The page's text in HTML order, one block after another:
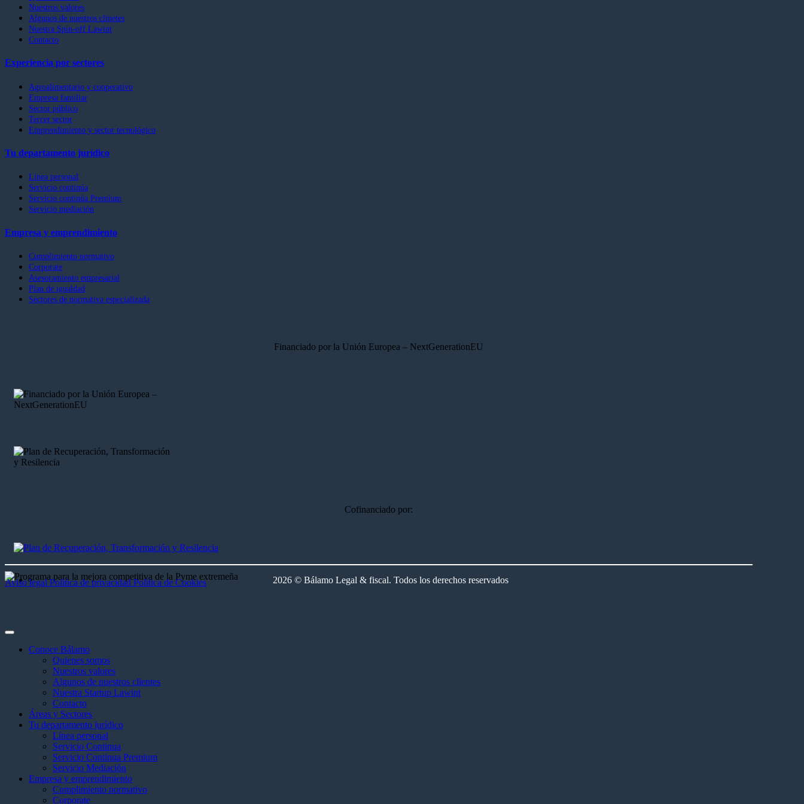
Nuestros valores
Algunos de nuestros clinetes
Nuestra Spin-off Lawint
Contacto
Experiencia por sectores
Agroalimentario y cooperativo
Empresa familiar
Sector público
Tercer sector
Emprendimiento y sector tecnológico
Tu departamento jurídico
Línea personal
Servicio continúa
Servicio continúa Premium
Servicio mediación
Empresa y emprendimiento
Cumplimiento normativo
Corporate
Asesoramiento empresarial
Plan de igualdad
Sectores de normativa especializada
Financiado por la Unión Europea – NextGenerationEU
Cofinanciado por:
2026 © Bálamo Legal & fiscal. Todos los derechos reservados
Aviso legal Política de privacidad Política de Cookies
Conoce Bálamo
Quienes somos
Nuestros valores
Algunos de nuestros clientes
Nuestra Startup Lawint
Contacto
Áreas y Sectores
Tu departamento jurídico
Línea personal
Servicio Continua
Servicio Continua Premium
Servicio Mediación
Empresa y emprendimiento
Cumplimiento normativo
Corporate